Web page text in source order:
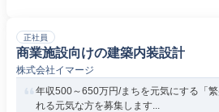
正社員
商業施設向けの建築内装設計
株式会社イマージ
年収500～650万円/まちを元気にする「
れる元気な方を募集します...